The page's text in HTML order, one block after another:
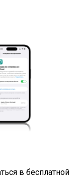
в бесплатной